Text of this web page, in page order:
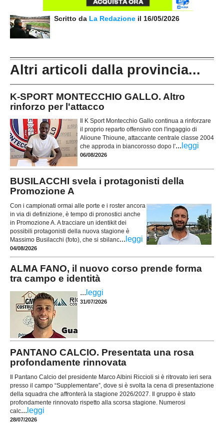
Scritto da La Redazione il 16/05/2026
Altri articoli dalla provincia...
K-SPORT MONTECCHIO GALLO. Altro
rinforzo per l'attacco
Il K Sport Montecchio Gallo continua a rinforzare
il proprio reparto offensivo con l'ingaggio di
Alioune Thioune, attaccante centrale classe 2004
che approda in biancorosso dopo l'... leggi
06/08/2026
BUSILACCHI svela i protagonisti della
Promozione A
Con i campionati ormai alle porte e i roster ancora
in via di definizione, è tempo di pronostici anche
in Promozione A. A tracciare un identikit dei
possibili protagonisti della nuova stagione è
Massimo Busilacchi (foto), che si sbilanc... leggi
04/08/2026
ALMA FANO, il nuovo corso prende forma
tra campo e identità
... leggi
31/07/2026
PANTANO CALCIO. Presentata una rosa
profondamente rinnovata
Il Pantano Calcio del presidente Marco Albini Riccioli si è ritrovato ieri sera
presso il campo “Supplementare”, dove si è svolta la cena di presentazione
della squadra che affronterà la stagione 2026/2027. Il gruppo è stato
profondamente rinnovato rispetto alla scorsa stagione. Numerosi
calc... leggi
28/07/2026